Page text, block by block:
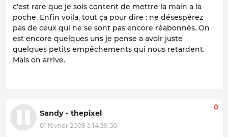
c'est rare que je sois content de mettre la main a la
poche. Enfin voila, tout ça pour dire : ne désespérez
pas de ceux qui ne se sont pas encore réabonnés. On
est encore quelques uns je pense a avoir juste
quelques petits empêchements qui nous retardent.
Mais on arrive.
Sandy - thepixel
01 février 2009 à 14:39:50
0